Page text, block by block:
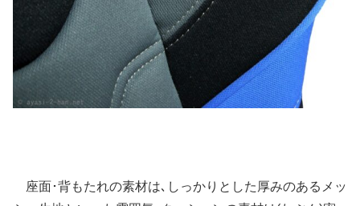
座面･背もたれの素材は､しっかりとした厚みのあるメッ